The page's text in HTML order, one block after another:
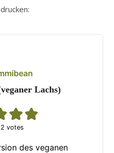
Lachs)
2 votes
des veganen